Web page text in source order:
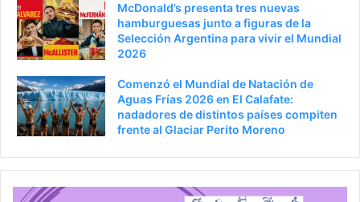
McDonald’s presenta tres nuevas
hamburguesas junto a figuras de la
Selección Argentina para vivir el Mundial
2026
Comenzó el Mundial de Natación de
Aguas Frías 2026 en El Calafate:
nadadores de distintos países compiten
frente al Glaciar Perito Moreno